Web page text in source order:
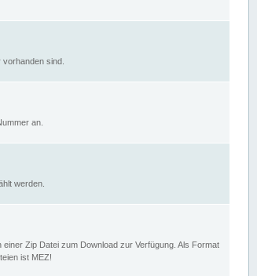
sind.
an.
werden.
Zip Datei zum Download zur Verfügung. Als Format
ist MEZ!